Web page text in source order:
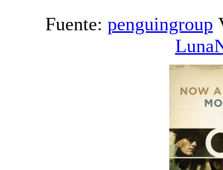
Fuente: penguingroup